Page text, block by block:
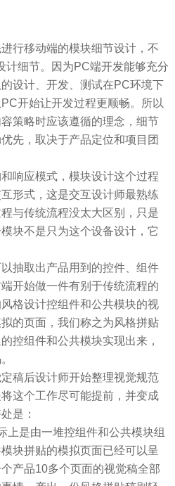
行移动端的模块细节设计，不
计细节。因为PC端开发能够充分
设计、开发、测试在PC环境下
开始让开发过程更顺畅。所以
策略时应该遵循的理念，细节
先，取决于产品定位和项目团
响应模式，模块设计这个过程
形式，这是交互设计师最熟练
与传统流程没太大区别，只是
块不是只为这个设备设计，它
抽取出产品用到的控件、组件
开始做一件有别于传统流程的
格设计控组件和公共模块的视
的页面，我们称之为风格拼贴
控组件和公共模块实现出来，
稿后设计师开始整理视觉规范
这个工作尽可能提前，并变成
是：
上是由一堆控组件和公共模块组
块拼贴的模拟页面已经可以呈
产品10多个页面的视觉稿全部